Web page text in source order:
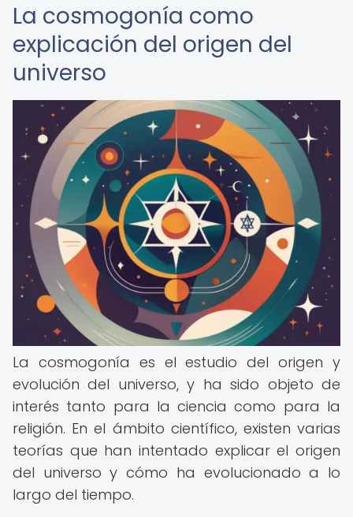
La cosmogonía como
explicación del origen del
universo
La cosmogonía es el estudio del origen y
evolución del universo, y ha sido objeto de
interés tanto para la ciencia como para la
religión. En el ámbito científico, existen varias
teorías que han intentado explicar el origen
del universo y cómo ha evolucionado a lo
largo del tiempo.